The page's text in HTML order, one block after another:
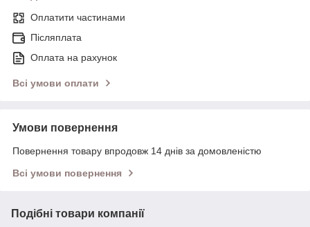
Оплатити частинами
Післяплата
Оплата на рахунок
Всі умови оплати
Умови повернення
Повернення товару впродовж 14 днів за домовленістю
Всі умови повернення
Подібні товари компанії